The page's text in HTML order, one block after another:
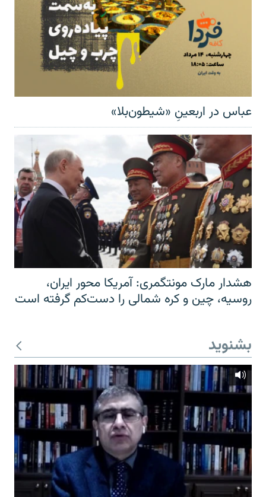
عباس در اربعینِ «شیطون‌بلا»
هشدار مارک مونتگمری: آمریکا محور ایران،
روسیه، چین و کره شمالی را دست‌کم گرفته است
بشنوید